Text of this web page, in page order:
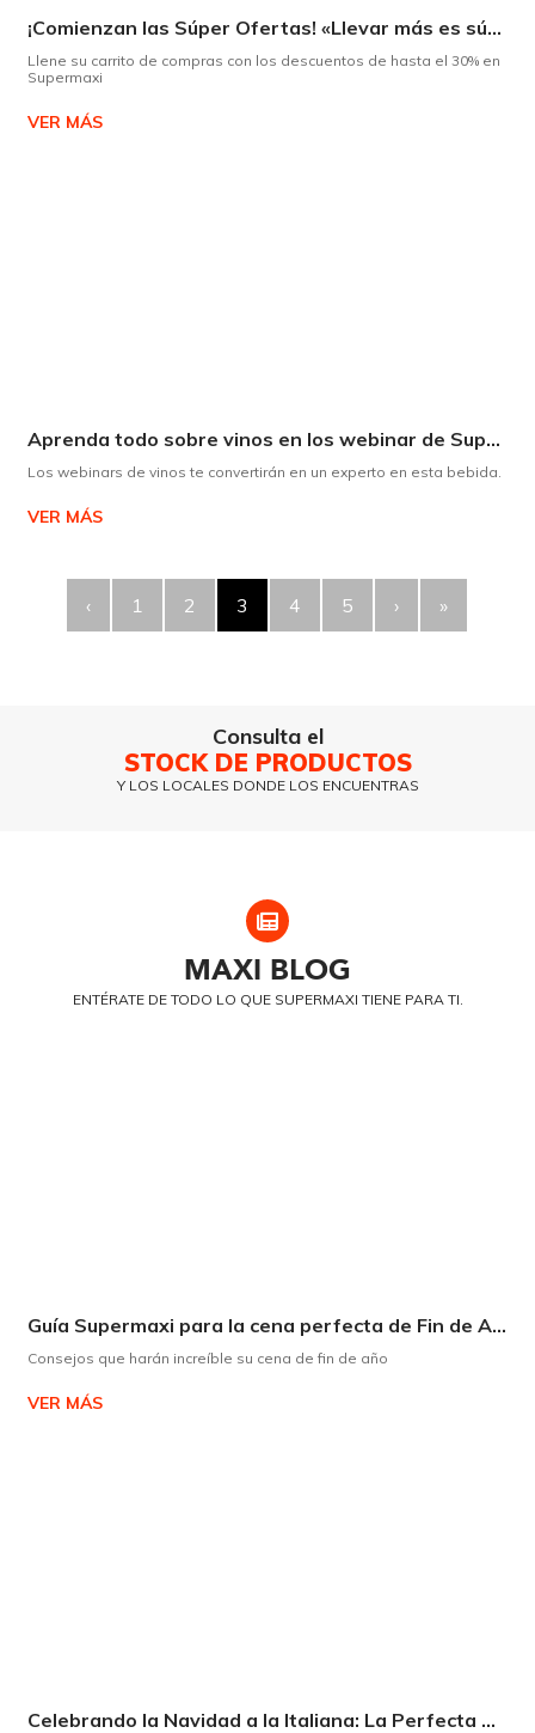
¡Comienzan las Súper Ofertas! «Llevar más es súper»
Llene su carrito de compras con los descuentos de hasta el 30% en
Supermaxi
VER MÁS
Aprenda todo sobre vinos en los webinar de Supermaxi
Los webinars de vinos te convertirán en un experto en esta bebida.
VER MÁS
‹ 1 2 3 4 5 › »
Consulta el
STOCK DE PRODUCTOS
Y LOS LOCALES DONDE LOS ENCUENTRAS
MAXI BLOG
ENTÉRATE DE TODO LO QUE SUPERMAXI TIENE PARA TI.
Guía Supermaxi para la cena perfecta de Fin de Año
Consejos que harán increíble su cena de fin de año
VER MÁS
Celebrando la Navidad a la Italiana: La Perfecta Armonía entre Panettone y Espumante